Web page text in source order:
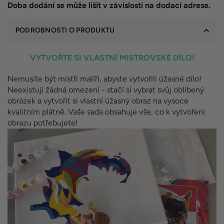
Doba dodání se může lišit v závislosti na dodací adrese.
PODROBNOSTI O PRODUKTU
VYTVOŘTE SI VLASTNÍ MISTROVSKÉ DÍLO!
Nemusíte být mistři malíři, abyste vytvořili úžasné dílo!
Neexistují žádná omezení - stačí si vybrat svůj oblíbený
obrázek a vytvořit si vlastní úžasný obraz na vysoce
kvalitním plátně. Vaše sada obsahuje vše, co k vytvoření
obrazu potřebujete!